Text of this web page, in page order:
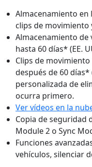
Almacenamiento
clips de movimiento
Almacenamiento
hasta 60 días* (EE.
Clips de
después de 60
personalizada de
ocurra primero.
Ver vídeos en la
Copia de seguridad
Module 2 o Sync
Funciones
vehículos, silenciar